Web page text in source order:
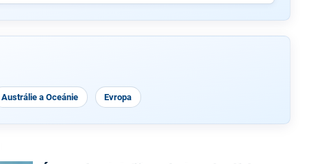
Austrálie a Oceánie Evropa